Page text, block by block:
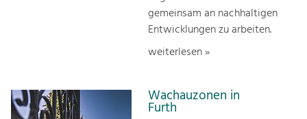
gemeinsam an nachhaltigen
Entwicklungen zu arbeiten.
weiterlesen »
Wachauzonen in
Furth